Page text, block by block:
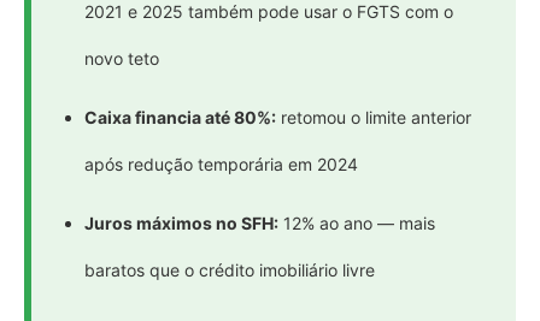
2021 e 2025 também pode usar o FGTS com o
novo teto
Caixa financia até 80%: retomou o limite anterior
após redução temporária em 2024
Juros máximos no SFH: 12% ao ano — mais
baratos que o crédito imobiliário livre